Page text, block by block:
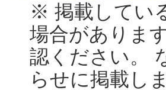
※ 掲載してい
場合がありま
認ください。
らせに掲載し